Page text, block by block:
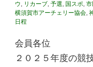
ウ, リカーブ, 予選, 国スポ,
横須賀市アーチェリー協会,
日程
会員各位
２０２５年度の競